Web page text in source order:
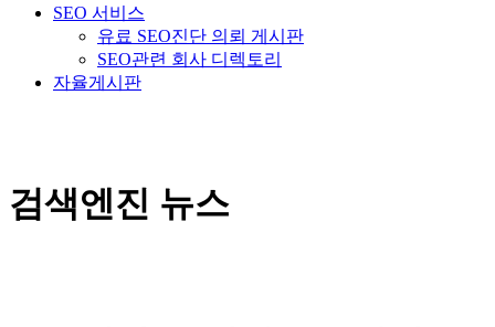
SEO 서비스
유료 SEO진단 의뢰 게시판
SEO관련 회사 디렉토리
자율게시판
검색엔진 뉴스